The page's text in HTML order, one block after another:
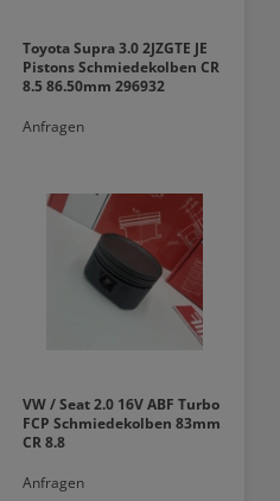
Toyota Supra 3.0 2JZGTE JE
Pistons Schmiedekolben CR
8.5 86.50mm 296932
Anfragen
VW / Seat 2.0 16V ABF Turbo
FCP Schmiedekolben 83mm
CR 8.8
Anfragen